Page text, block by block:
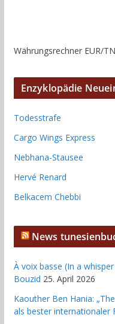
Währungsrechner EUR/
Enzyklopädie
Todesstrafe
Cargo Wings Express
Nebhana-Stausee
Hervé Renard
Belkacem Chebbi
News
À voix basse (In a
Bouzid 25. April 2026
Kaouther Ben Hania:
als bester internationaler